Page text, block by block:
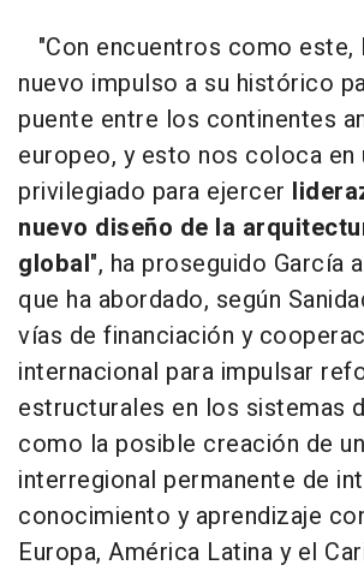
"Con encuentros como este,
nuevo impulso a su histórico
puente entre los continentes
europeo, y esto nos coloca en
privilegiado para ejercer
nuevo diseño de la
global", ha proseguido García
que ha abordado, según
vías de financiación y
internacional para impulsar
estructurales en los sistemas
como la posible creación de
interregional permanente de
conocimiento y aprendizaje
Europa, América Latina y el